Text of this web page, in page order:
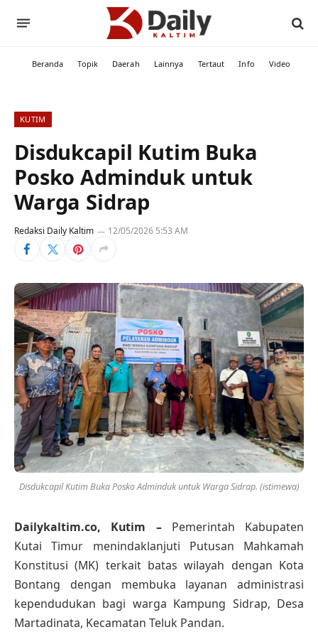
Beranda Topik Daerah Lainnya Tertaut Info Video
KUTIM
Disdukcapil Kutim Buka
Posko Adminduk untuk
Warga Sidrap
Redaksi Daily Kaltim 12/05/2026 5:53 AM
Disdukcapil Kutim Buka Posko Adminduk untuk Warga Sidrap. (istimewa)
Dailykaltim.co, Kutim – Pemerintah Kabupaten
Kutai Timur menindaklanjuti Putusan Mahkamah
Konstitusi (MK) terkait batas wilayah dengan Kota
Bontang dengan membuka layanan administrasi
kependudukan bagi warga Kampung Sidrap, Desa
Martadinata, Kecamatan Teluk Pandan.